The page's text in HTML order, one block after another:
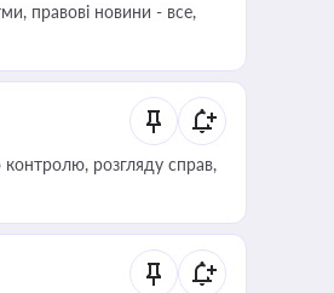
правові новини - все,
розгляду справ,